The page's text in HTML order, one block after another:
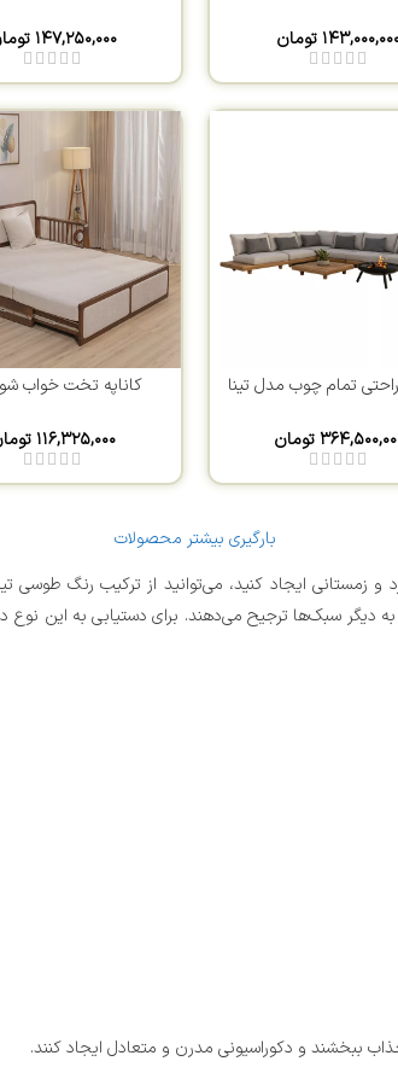
تومان ۱۴۷,۲۵۰,۰۰۰
تمام چوب مدل تینا
تومان
کاناپه تخت خواب
۱۱۶,۳۲۵,۰۰۰
بارگیری بیشتر محصولات
ایجاد کنید، می‌توانید از ترکیب رنگ طوسی
سبک‌ها ترجیح می‌دهند. برای دستیابی به این نوع
ببخشند و دکوراسیونی مدرن و متعادل ایجاد کنند.